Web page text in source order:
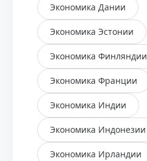
Экономика Дании
Экономика Эстонии
Экономика Финляндии
Экономика Франции
Экономика Индии
Экономика Индонезии
Экономика Ирландии